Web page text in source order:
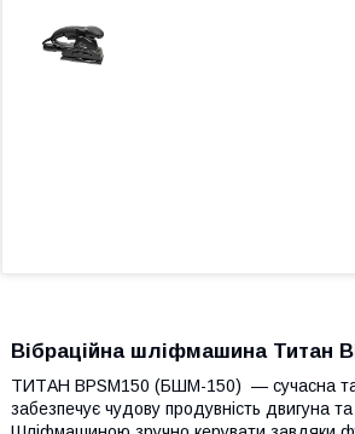
Вібраційна шліфмашина Титан
ТИТАН BPSM150 (БШМ-150) — сучасна та
забезпечує чудову продувність двигуна